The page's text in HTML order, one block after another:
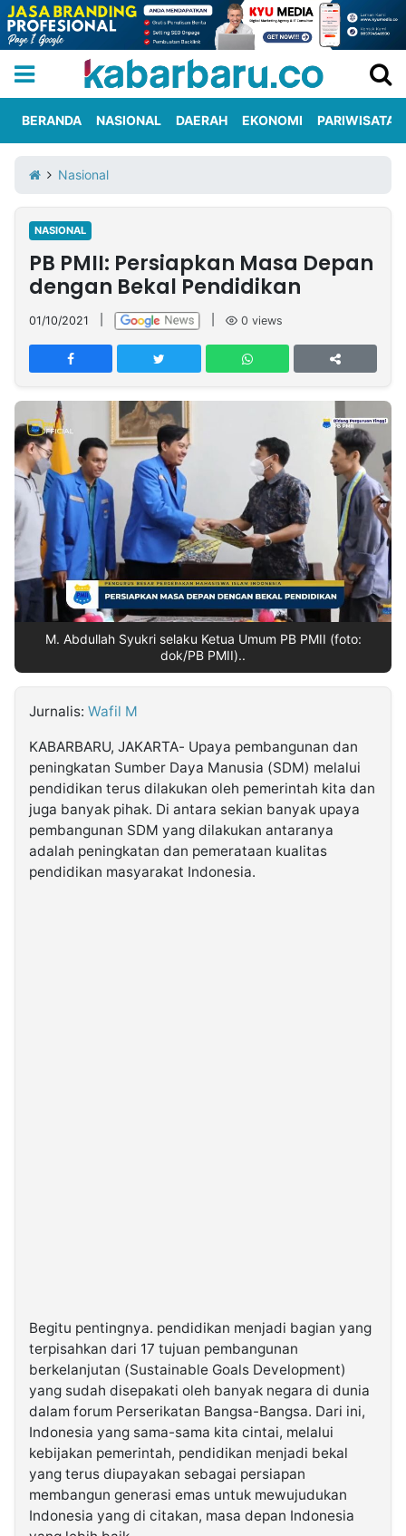
Iklan
Berita
Kami
Nasional
International
Olahraga
Entertainment
Daerah
Pariwisata
Kuliner
Kolom
Network
PT
TREETAN
MULTIMEDIA
INDONESIA
Partner
Insight
NTB
Suara
Time
Lens
IDN
Daily
Jogja
Jalan
Rakyat
Idealita
News
Kita
Notice
Radar
Baru
Seedbacklink
Follow
Kabarbaru
Kabarbaru.co
BERANDA NASIONAL DAERAH EKONOMI PARIWISATA
Nasional
NASIONAL
PB PMII: Persiapkan Masa Depan
dengan Bekal Pendidikan
01/10/2021 0 views
M. Abdullah Syukri selaku Ketua Umum PB PMII (foto:
dok/PB PMII)..
Jurnalis: Wafil M
KABARBARU, JAKARTA- Upaya pembangunan dan
peningkatan Sumber Daya Manusia (SDM) melalui
pendidikan terus dilakukan oleh pemerintah kita dan
juga banyak pihak. Di antara sekian banyak upaya
pembangunan SDM yang dilakukan antaranya
adalah peningkatan dan pemerataan kualitas
pendidikan masyarakat Indonesia.
Begitu pentingnya. pendidikan menjadi bagian yang
terpisahkan dari 17 tujuan pembangunan
berkelanjutan (Sustainable Goals Development)
yang sudah disepakati oleh banyak negara di dunia
dalam forum Perserikatan Bangsa-Bangsa. Dari ini,
Indonesia yang sama-sama kita cintai, melalui
kebijakan pemerintah, pendidikan menjadi bekal
yang terus diupayakan sebagai persiapan
membangun generasi emas untuk mewujudukan
Indonesia yang di citakan, masa depan Indonesia